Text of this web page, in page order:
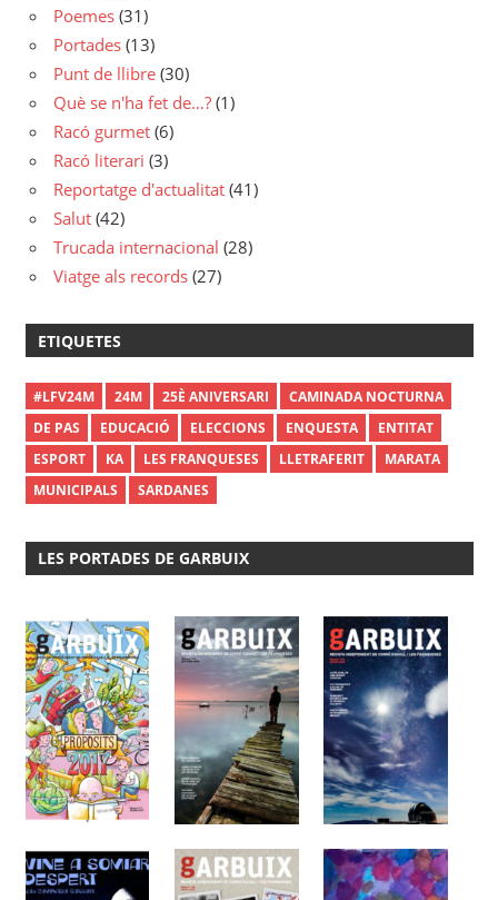
Poemes (31)
Portades (13)
Punt de llibre (30)
Què se n'ha fet de…? (1)
Racó gurmet (6)
Racó literari (3)
Reportatge d'actualitat (41)
Salut (42)
Trucada internacional (28)
Viatge als records (27)
ETIQUETES
#LFV24M 24M 25È ANIVERSARI
CAMINADA NOCTURNA
DE PAS
EDUCACIÓ ELECCIONS ENQUESTA
ENTITAT
ESPORT
KA LES FRANQUESES LLETRAFERIT
MARATA
MUNICIPALS
SARDANES
LES PORTADES DE GARBUIX